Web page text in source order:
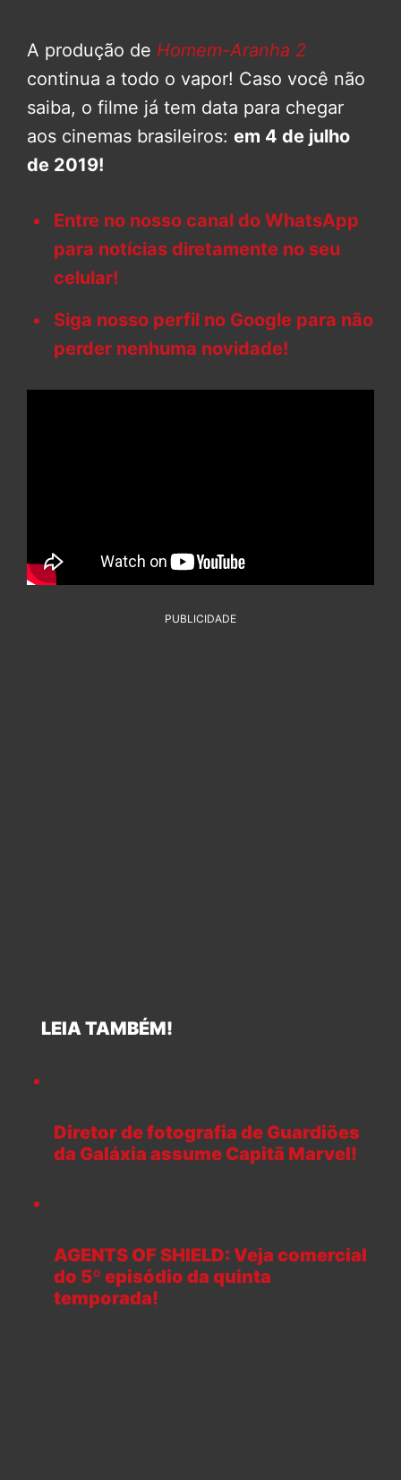
A produção de Homem-Aranha 2
continua a todo o vapor! Caso você não
saiba, o filme já tem data para chegar
aos cinemas brasileiros: em 4 de julho
de 2019!
Entre no nosso canal do WhatsApp
para notícias diretamente no seu
celular!
Siga nosso perfil no Google para não
perder nenhuma novidade!
PUBLICIDADE
LEIA TAMBÉM!
Diretor de fotografia de Guardiões
da Galáxia assume Capitã Marvel!
AGENTS OF SHIELD: Veja comercial
do 5º episódio da quinta
temporada!